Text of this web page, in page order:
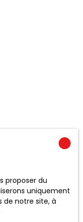
proposer du
uniquement
de notre site, à